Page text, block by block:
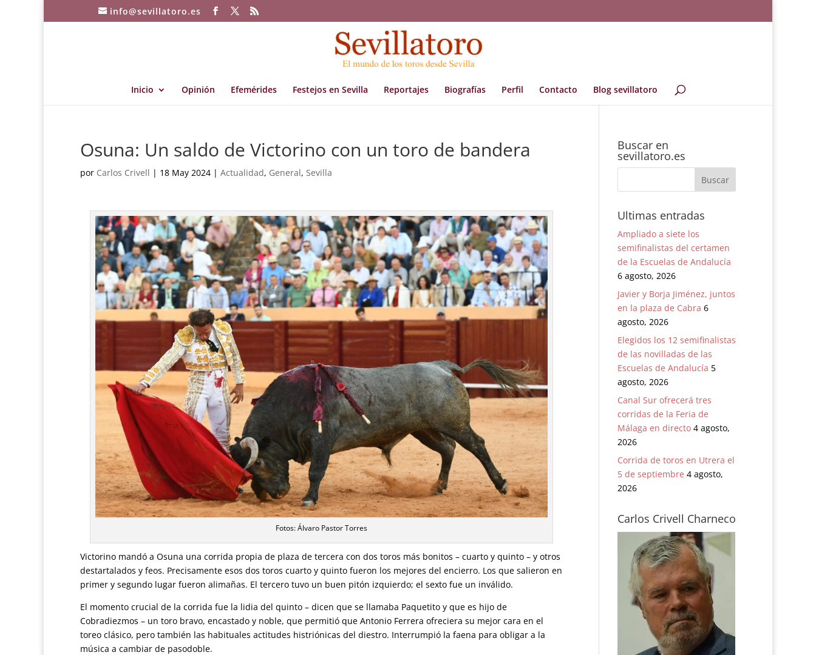
info@sevillatoro.es
Inicio Opinión Efemérides Festejos en Sevilla Reportajes Biografías Perfil Contacto Blog sevillatoro
Osuna: Un saldo de Victorino con un toro de bandera
por Carlos Crivell | 18 May 2024 | Actualidad, General, Sevilla
Fotos: Álvaro Pastor Torres
Victorino mandó a Osuna una corrida propia de plaza de tercera con dos toros más bonitos – cuarto y quinto – y otros
destartalados y feos. Precisamente esos dos toros cuarto y quinto fueron los mejores del encierro. Los que salieron en
primer y segundo lugar fueron alimañas. El tercero tuvo un buen pitón izquierdo; el sexto fue un inválido.
El momento crucial de la corrida fue la lidia del quinto – dicen que se llamaba Paquetito y que es hijo de
Cobradiezmos – un toro bravo, encastado y noble, que permitió que Antonio Ferrera ofreciera su mejor cara en el
toreo clásico, pero también las habituales actitudes histriónicas del diestro. Interrumpió la faena para obligar a la
música a cambiar de pasodoble.
Buscar en
sevillatoro.es
Ultimas entradas
Ampliado a siete los
semifinalistas del certamen
de la Escuelas de Andalucía
6 agosto, 2026
Javier y Borja Jiménez, juntos
en la plaza de Cabra 6
agosto, 2026
Elegidos los 12 semifinalistas
de las novilladas de las
Escuelas de Andalucía 5
agosto, 2026
Canal Sur ofrecerá tres
corridas de la Feria de
Málaga en directo 4 agosto,
2026
Corrida de toros en Utrera el
5 de septiembre 4 agosto,
2026
Carlos Crivell Charneco